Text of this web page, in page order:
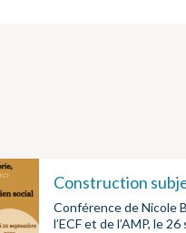
Construction
Conférence de Nicole
l’ECF et de l’AMP, le